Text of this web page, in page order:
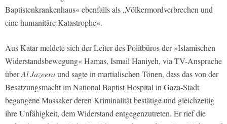
Baptistenkrankenhaus« ebenfalls als „Völkermordverbrechen und
eine humanitäre Katastrophe«.
Aus Katar meldete sich der Leiter des Politbüros der »Islamischen
Widerstandsbewegung« Hamas, Ismail Haniyeh, via TV-Ansprache
überAl Jazeeraund sagte in martialischen Tönen, dass das von der
Besatzungsmacht im National Baptist Hospital in Gaza-Stadt
begangene Massaker deren Kriminalität bestätige und gleichzeitig
ihre Unfähigkeit, dem Widerstand entgegenzutreten. Er rief die